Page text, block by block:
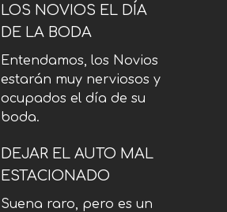
LOS NOVIOS EL DÍA
DE LA BODA
Entendamos, los Novios
estarán muy nerviosos y
ocupados el día de su
boda.
DEJAR EL AUTO MAL
ESTACIONADO
Suena raro, pero es un